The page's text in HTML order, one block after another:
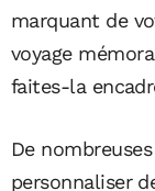
marquant de
voyage
faites-la
De
personnaliser